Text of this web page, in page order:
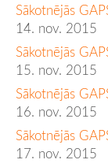
Sākotnējās
14. nov. 2015
Sākotnējās
15. nov. 2015
Sākotnējās
16. nov. 2015
Sākotnējās
17. nov. 2015